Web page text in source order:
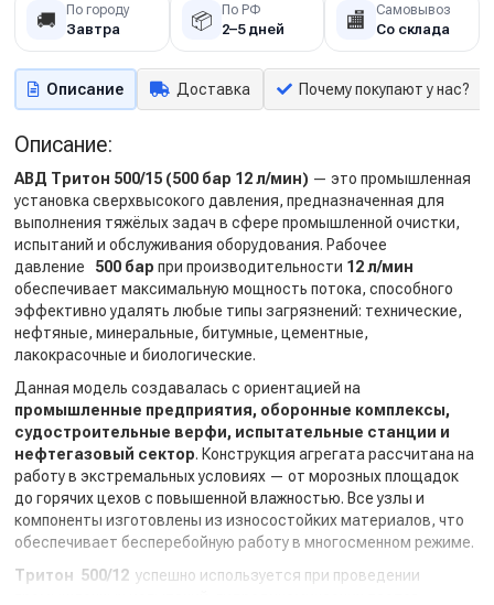
🚚 По городу
Завтра 📦 По РФ
2–5 дней 🏬 Самовывоз
Со склада
Описание Доставка Почему покупают у нас?
Описание:
АВД Тритон 500/15 (500 бар 12 л/мин) — это промышленная
установка сверхвысокого давления, предназначенная для
выполнения тяжёлых задач в сфере промышленной очистки,
испытаний и обслуживания оборудования. Рабочее
давление
500 бар при производительности 12 л/мин
обеспечивает максимальную мощность потока, способного
эффективно удалять любые типы загрязнений: технические,
нефтяные, минеральные, битумные, цементные,
лакокрасочные и биологические.
Данная модель создавалась с ориентацией на
промышленные предприятия, оборонные комплексы,
судостроительные верфи, испытательные станции и
нефтегазовый сектор. Конструкция агрегата рассчитана на
работу в экстремальных условиях — от морозных площадок
до горячих цехов с повышенной влажностью. Все узлы и
компоненты изготовлены из износостойких материалов, что
обеспечивает бесперебойную работу в многосменном режиме.
Тритон 500/12 успешно используется при проведении